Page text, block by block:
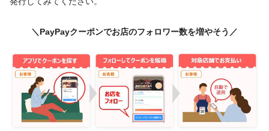
＼PayPayクーポンでお店のフォロワー数を増やそう／